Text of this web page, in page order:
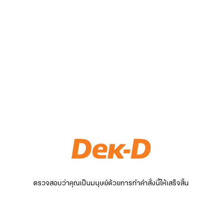
ตรวจสอบว่าคุณเป็นมนุษย์ด้วยการทำคำสั่งนี้ให้เสร็จสิ้น